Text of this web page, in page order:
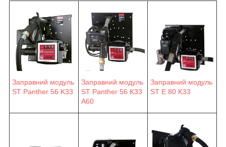
Заправний модуль
ST Panther 56 K33
Заправний модуль
ST Panther 56 K33
A60
Заправний модуль
ST E 80 K33